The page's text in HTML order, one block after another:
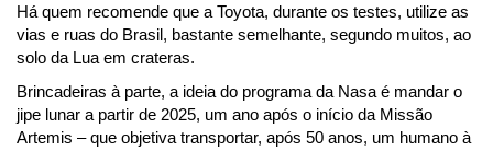
Há quem recomende que a Toyota, durante os testes, utilize as
vias e ruas do Brasil, bastante semelhante, segundo muitos, ao
solo da Lua em crateras.
Brincadeiras à parte, a ideia do programa da Nasa é mandar o
jipe lunar a partir de 2025, um ano após o início da Missão
Artemis – que objetiva transportar, após 50 anos, um humano à